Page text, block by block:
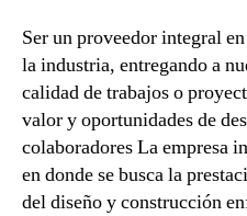
Ser un proveedor integral
la industria, entregando a
calidad de trabajos o
valor y oportunidades de
colaboradores La empresa
en donde se busca la
del diseño y construcción